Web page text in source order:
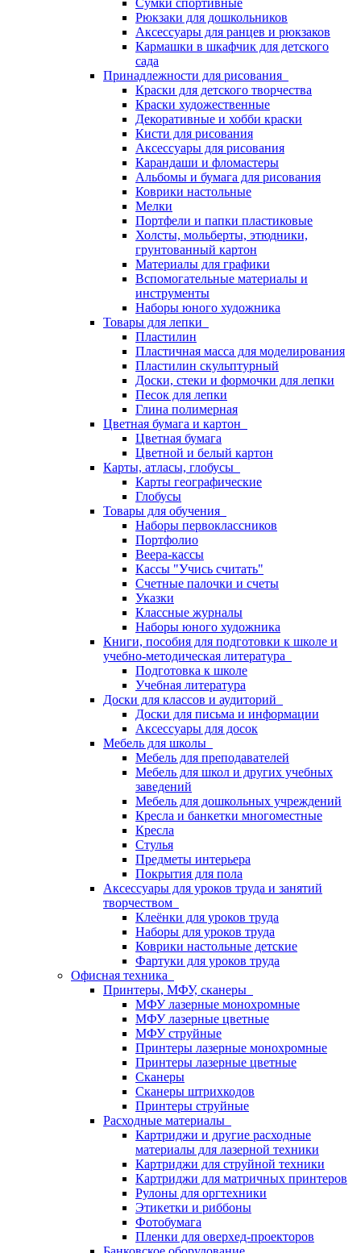
Сумки спортивные
Рюкзаки для дошкольников
Аксессуары для ранцев и рюкзаков
Кармашки в шкафчик для детского
сада
Принадлежности для рисования
Краски для детского творчества
Краски художественные
Декоративные и хобби краски
Кисти для рисования
Аксессуары для рисования
Карандаши и фломастеры
Альбомы и бумага для рисования
Коврики настольные
Мелки
Портфели и папки пластиковые
Холсты, мольберты, этюдники,
грунтованный картон
Материалы для графики
Вспомогательные материалы и
инструменты
Наборы юного художника
Товары для лепки
Пластилин
Пластичная масса для моделирования
Пластилин скульптурный
Доски, стеки и формочки для лепки
Песок для лепки
Глина полимерная
Цветная бумага и картон
Цветная бумага
Цветной и белый картон
Карты, атласы, глобусы
Карты географические
Глобусы
Товары для обучения
Наборы первоклассников
Портфолио
Веера-кассы
Кассы "Учись считать"
Счетные палочки и счеты
Указки
Классные журналы
Наборы юного художника
Книги, пособия для подготовки к школе и
учебно-методическая литература
Подготовка к школе
Учебная литература
Доски для классов и аудиторий
Доски для письма и информации
Аксессуары для досок
Мебель для школы
Мебель для преподавателей
Мебель для школ и других учебных
заведений
Мебель для дошкольных учреждений
Кресла и банкетки многоместные
Кресла
Стулья
Предметы интерьера
Покрытия для пола
Аксессуары для уроков труда и занятий
творчеством
Клеёнки для уроков труда
Наборы для уроков труда
Коврики настольные детские
Фартуки для уроков труда
Офисная техника
Принтеры, МФУ, сканеры
МФУ лазерные монохромные
МФУ лазерные цветные
МФУ струйные
Принтеры лазерные монохромные
Принтеры лазерные цветные
Сканеры
Сканеры штрихкодов
Принтеры струйные
Расходные материалы
Картриджи и другие расходные
материалы для лазерной техники
Картриджи для струйной техники
Картриджи для матричных принтеров
Рулоны для оргтехники
Этикетки и риббоны
Фотобумага
Пленки для оверхед-проекторов